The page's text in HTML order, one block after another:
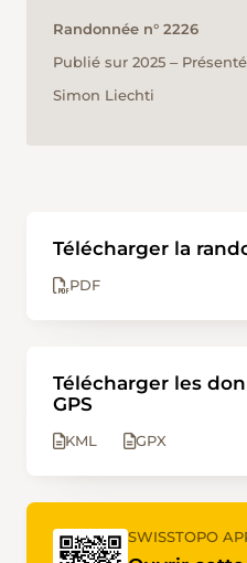
Randonnée n° 2226
Publié sur 2025 ‒
Simon Liechti
Télécharger la
PDF
Télécharger les
GPS
KML GPX
SWISSTOPO